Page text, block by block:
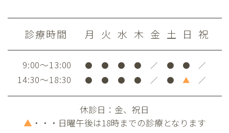
診療時間 月 火 水 木 金 土 日 祝
9:00～13:00 ● ● ● ● ／ ● ● ／
14:30～18:30 ● ● ● ● ／ ● ▲ ／
休診日：金、祝日
▲ ・・・日曜午後は18時までの診療となります